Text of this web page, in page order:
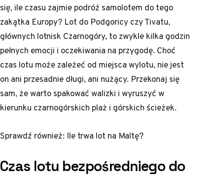
się, ile czasu zajmie podróż samolotem do tego
zakątka Europy? Lot do Podgoricy czy Tivatu,
głównych lotnisk Czarnogóry, to zwykle kilka godzin
pełnych emocji i oczekiwania na przygodę. Choć
czas lotu może zależeć od miejsca wylotu, nie jest
on ani przesadnie długi, ani nużący. Przekonaj się
sam, że warto spakować walizki i wyruszyć w
kierunku czarnogórskich plaż i górskich ścieżek.
Sprawdź również: Ile trwa lot na Maltę?
Czas lotu bezpośredniego do